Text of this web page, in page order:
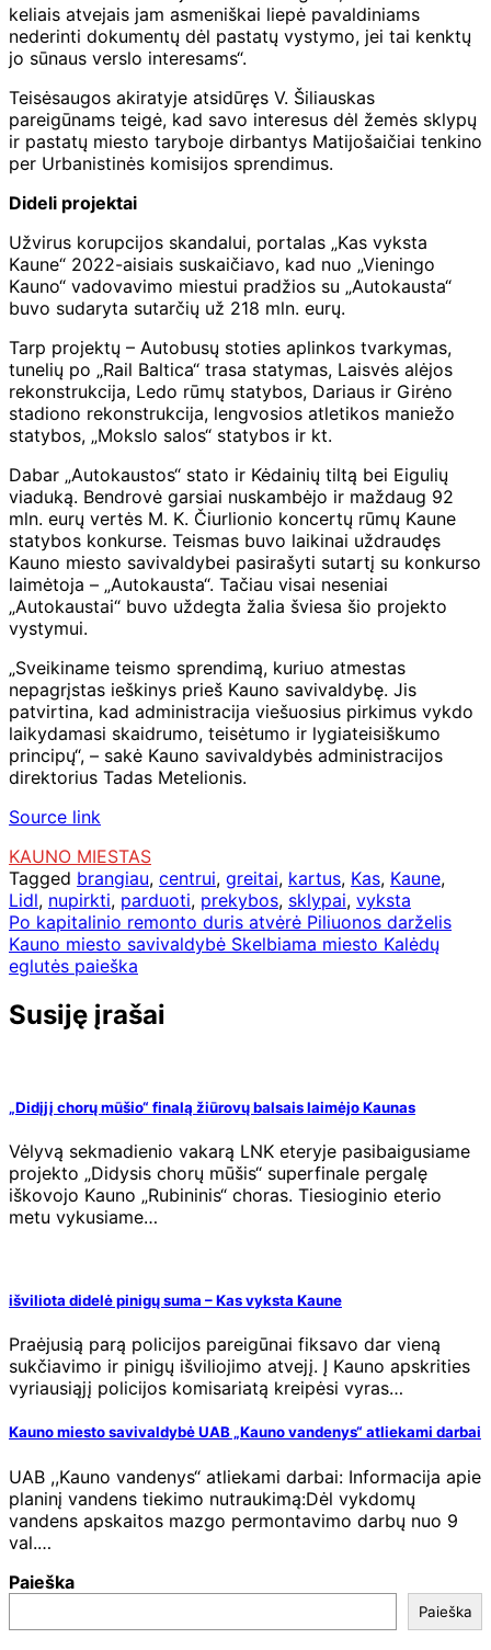
keliais atvejais jam asmeniškai liepė pavaldiniams
nederinti dokumentų dėl pastatų vystymo, jei tai kenktų
jo sūnaus verslo interesams“.
Teisėsaugos akiratyje atsidūręs V. Šiliauskas
pareigūnams teigė, kad savo interesus dėl žemės sklypų
ir pastatų miesto taryboje dirbantys Matijošaičiai tenkino
per Urbanistinės komisijos sprendimus.
Dideli projektai
Užvirus korupcijos skandalui, portalas „Kas vyksta
Kaune“ 2022-aisiais suskaičiavo, kad nuo „Vieningo
Kauno“ vadovavimo miestui pradžios su „Autokausta“
buvo sudaryta sutarčių už 218 mln. eurų.
Tarp projektų – Autobusų stoties aplinkos tvarkymas,
tunelių po „Rail Baltica“ trasa statymas, Laisvės alėjos
rekonstrukcija, Ledo rūmų statybos, Dariaus ir Girėno
stadiono rekonstrukcija, lengvosios atletikos maniežo
statybos, „Mokslo salos“ statybos ir kt.
Dabar „Autokaustos“ stato ir Kėdainių tiltą bei Eigulių
viaduką. Bendrovė garsiai nuskambėjo ir maždaug 92
mln. eurų vertės M. K. Čiurlionio koncertų rūmų Kaune
statybos konkurse. Teismas buvo laikinai uždraudęs
Kauno miesto savivaldybei pasirašyti sutartį su konkurso
laimėtoja – „Autokausta“. Tačiau visai neseniai
„Autokaustai“ buvo uždegta žalia šviesa šio projekto
vystymui.
„Sveikiname teismo sprendimą, kuriuo atmestas
nepagrįstas ieškinys prieš Kauno savivaldybę. Jis
patvirtina, kad administracija viešuosius pirkimus vykdo
laikydamasi skaidrumo, teisėtumo ir lygiateisiškumo
principų“, – sakė Kauno savivaldybės administracijos
direktorius Tadas Metelionis.
Source link
KAUNO MIESTAS
Tagged brangiau, centrui, greitai, kartus, Kas, Kaune,
Lidl, nupirkti, parduoti, prekybos, sklypai, vyksta
Navigacija
tarp
Po kapitalinio remonto duris atvėrė Piliuonos darželis
Kauno miesto savivaldybė Skelbiama miesto Kalėdų
eglutės paieška
Susiję įrašai
„Didįjį chorų mūšio“ finalą žiūrovų balsais laimėjo Kaunas
Vėlyvą sekmadienio vakarą LNK eteryje pasibaigusiame
projekto „Didysis chorų mūšis“ superfinale pergalę
iškovojo Kauno „Rubininis“ choras. Tiesioginio eterio
metu vykusiame…
išviliota didelė pinigų suma – Kas vyksta Kaune
Praėjusią parą policijos pareigūnai fiksavo dar vieną
sukčiavimo ir pinigų išviliojimo atvejį. Į Kauno apskrities
vyriausiąjį policijos komisariatą kreipėsi vyras…
Kauno miesto savivaldybė UAB „Kauno vandenys“ atliekami darbai
UAB ,,Kauno vandenys“ atliekami darbai: Informacija apie
planinį vandens tiekimo nutraukimą:Dėl vykdomų
vandens apskaitos mazgo permontavimo darbų nuo 9
val.…
Paieška
Paieška